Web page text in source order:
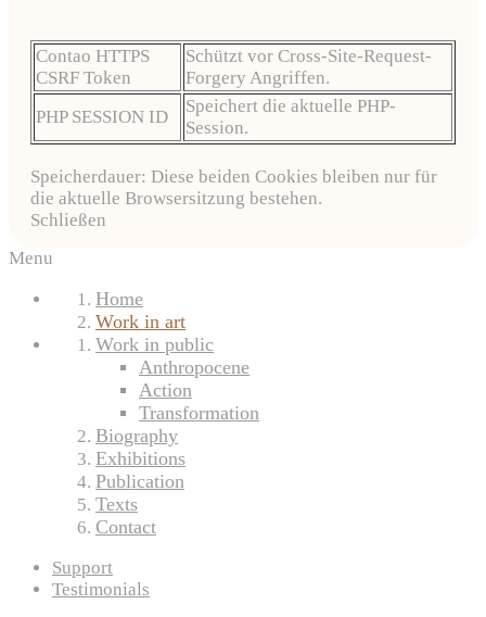
Contao HTTPS
CSRF Token
Schützt vor Cross-Site-Request-
Forgery Angriffen.
PHP SESSION ID
Speichert die aktuelle PHP-
Session.
Speicherdauer: Diese beiden Cookies bleiben nur für
die aktuelle Browsersitzung bestehen.
Schließen
Menu
Home
Work in art
Work in public
Anthropocene
Action
Transformation
Biography
Exhibitions
Publication
Texts
Contact
Support
Testimonials